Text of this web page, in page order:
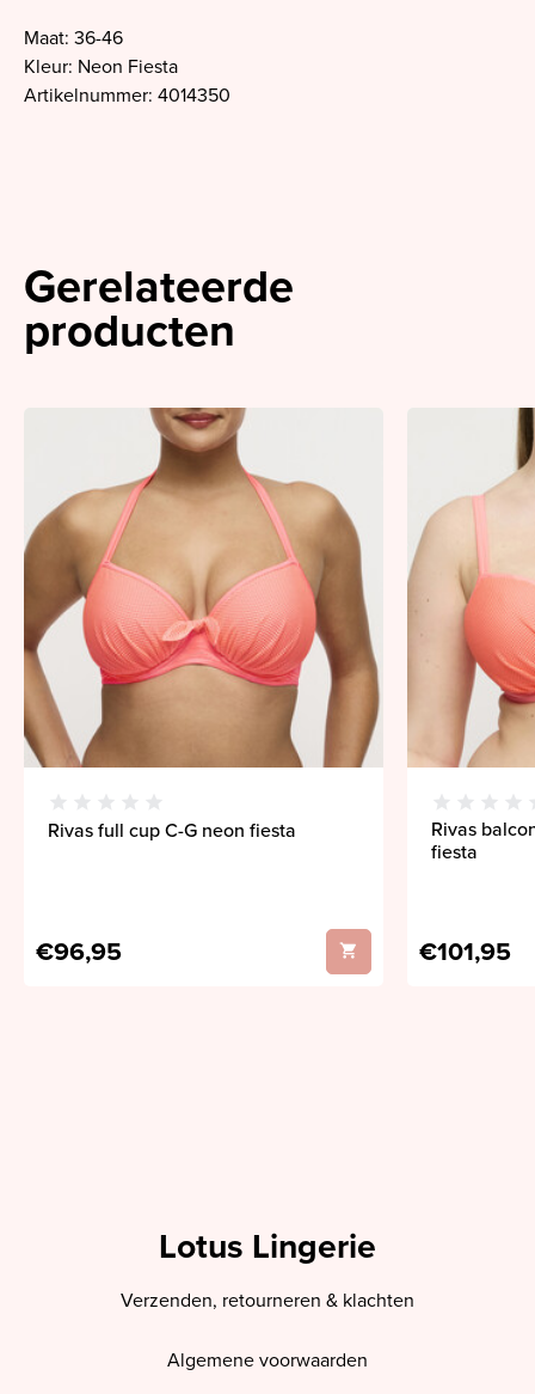
Maat: 36-46
Kleur: Neon Fiesta
Artikelnummer: 4014350
Gerelateerde
producten
Rivas full cup C-G neon fiesta
€96,95
Rivas
fiesta
€101,95
Lotus Lingerie
Verzenden, retourneren & klachten
Algemene voorwaarden